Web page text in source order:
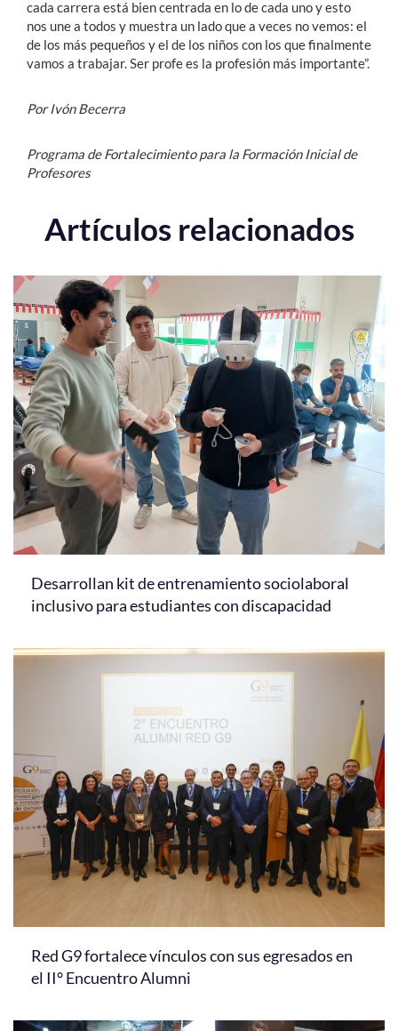
cada carrera está bien centrada en lo de cada uno y esto
nos une a todos y muestra un lado que a veces no vemos: el
de los más pequeños y el de los niños con los que finalmente
vamos a trabajar. Ser profe es la profesión más importante”.
Por Ivón Becerra
Programa de Fortalecimiento para la Formación Inicial de
Profesores
Artículos relacionados
Desarrollan kit de entrenamiento sociolaboral
inclusivo para estudiantes con discapacidad
Red G9 fortalece vínculos con sus egresados en
el II° Encuentro Alumni